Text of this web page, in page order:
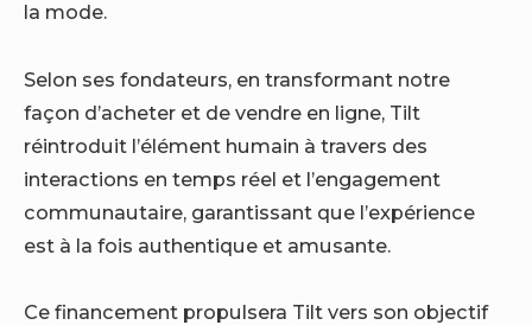
la mode.
Selon ses fondateurs, en transformant notre
façon d’acheter et de vendre en ligne, Tilt
réintroduit l’élément humain à travers des
interactions en temps réel et l’engagement
communautaire, garantissant que l’expérience
est à la fois authentique et amusante.
Ce financement propulsera Tilt vers son objectif